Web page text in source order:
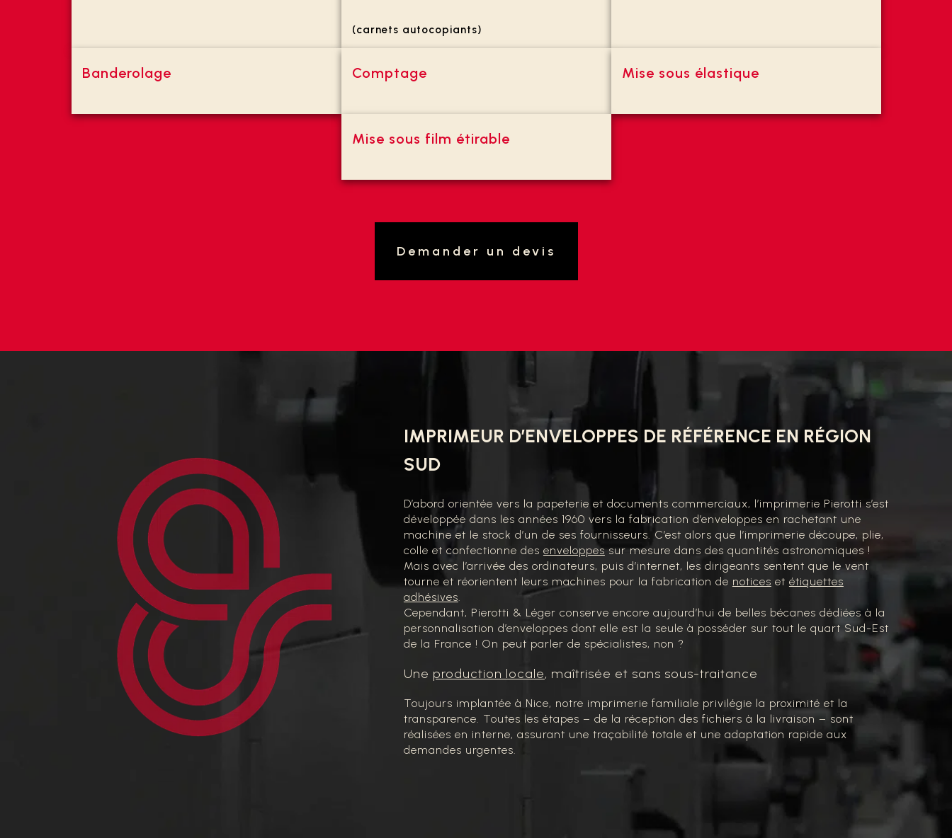
(carnets autocopiants)
Banderolage Comptage Mise sous élastique
Mise sous film étirable
Demander un devis
IMPRIMEUR D’ENVELOPPES DE RÉFÉRENCE EN RÉGION
SUD
D’abord orientée vers la papeterie et documents commerciaux, l’imprimerie Pierotti s’est
développée dans les années 1960 vers la fabrication d’enveloppes en rachetant une
machine et le stock d’un de ses fournisseurs. C’est alors que l’imprimerie découpe, plie,
colle et confectionne des enveloppessur mesure dans des quantités astronomiques !
Mais avec l’arrivée des ordinateurs, puis d’internet, les dirigeants sentent que le vent
tourne et réorientent leurs machines pour la fabrication de notices et étiquettes
adhésives.
Cependant, Pierotti & Léger conserve encore aujourd’hui de belles bécanes dédiées à la
personnalisation d’enveloppes dont elle est la seule à posséder sur tout le quart Sud-Est
de la France ! On peut parler de spécialistes, non ?
Une production locale, maîtrisée et sans sous-traitance
Toujours implantée à Nice, notre imprimerie familiale privilégie la proximité et la
transparence. Toutes les étapes – de la réception des fichiers à la livraison – sont
réalisées en interne, assurant une traçabilité totale et une adaptation rapide aux
demandes urgentes.